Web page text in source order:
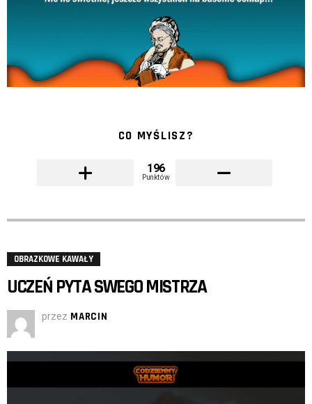
CO MYŚLISZ?
196
Punktów
OBRAZKOWE KAWAŁY
UCZEŃ PYTA SWEGO MISTRZA
przez MARCIN